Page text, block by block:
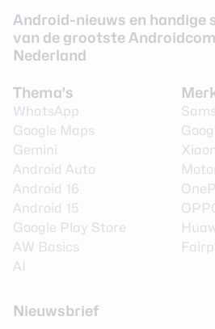
Android-nieuws en handige
van de grootste
Nederland
Thema's
WhatsApp
Google Maps
Gemini
Android Auto
Android 16
Android 15
Google Play Store
AW Basics
AI
Nieuwsbrief